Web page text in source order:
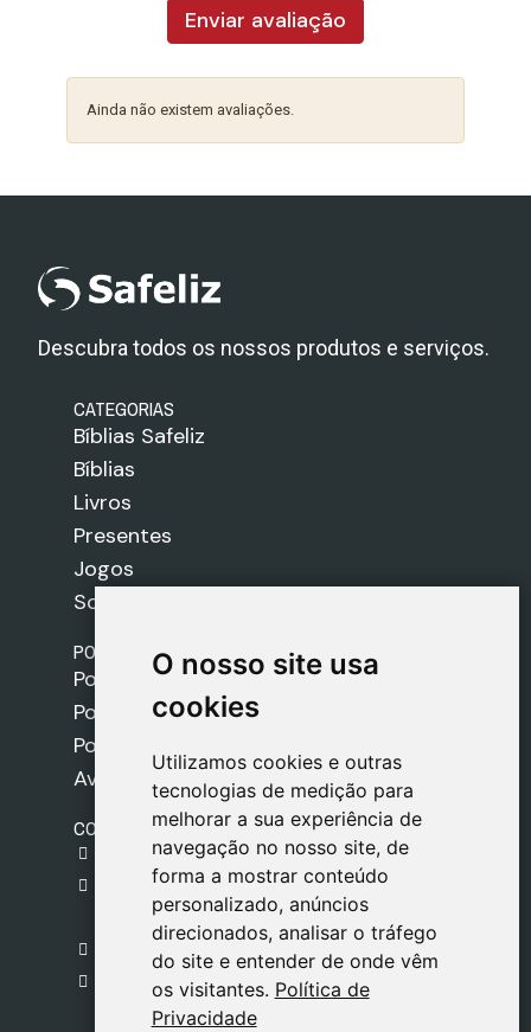
O nosso site usa
cookies
Utilizamos cookies e outras
tecnologias de medição para
melhorar a sua experiência de
navegação no nosso site, de
forma a mostrar conteúdo
personalizado, anúncios
direcionados, analisar o tráfego
do site e entender de onde vêm
os visitantes. Política de
Privacidade
O nosso site usa
cookies
Utilizamos cookies e outras
tecnologias de medição para
melhorar a sua experiência de
navegação no nosso site, de
forma a mostrar conteúdo
personalizado, anúncios
direcionados, analisar o tráfego
do site e entender de onde vêm
os visitantes. Política de
Privacidade
Enviar avaliação
Ainda não existem avaliações.
Descubra todos os nossos produtos e serviços.
CATEGORIAS
Bíblias Safeliz
Bíblias
Livros
Presentes
Jogos
Sobre nós
POLÍTICAS
Política de Envios
Política de Cookies
Política de Privacidade
Aviso Legal
CONTACTO
gestion@safeliz.com
C. del Pradillo, 6, 28770 Colmenar Viejo,
Madrid
+34 918 459 877
Segunda a Sexta
09:00 - 13:00